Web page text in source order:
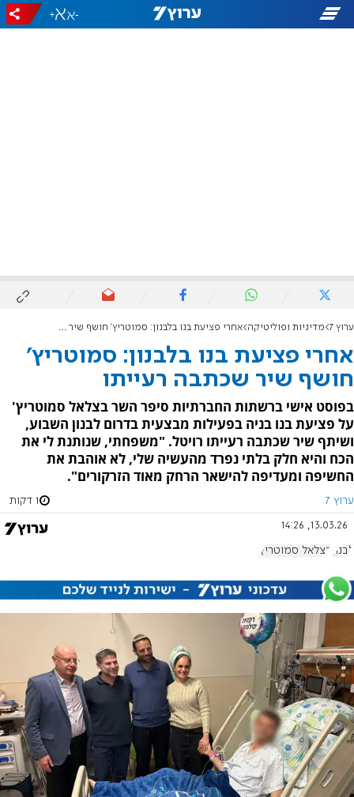
-
+
ערוץ 7 מדיניות ופוליטיקה אחרי פציעת בנו בלבנון: סמוטריץ' חושף שיר שכתבה רעייתו
אחרי פציעת בנו בלבנון: סמוטריץ'
חושף שיר שכתבה רעייתו
בפוסט אישי ברשתות החברתיות סיפר השר בצלאל סמוטריץ'
על פציעת בנו בניה בפעילות מבצעית בדרום לבנון השבוע,
ושיתף שיר שכתבה רעייתו רויטל. "משפחתי, שנותנת לי את
הכח והיא חלק בלתי נפרד מהעשיה שלי, לא אוהבת את
החשיפה ומעדיפה להישאר הרחק מאוד הזרקורים".
ערוץ 7 1 דקות
13.03.26, 14:26
לבנון בצלאל סמוטריץ'